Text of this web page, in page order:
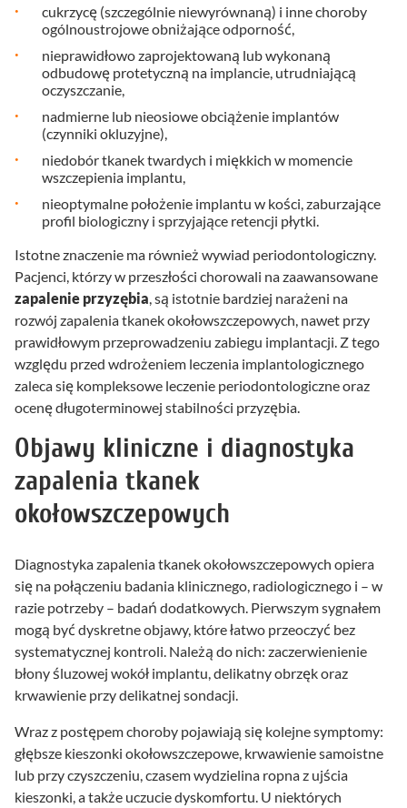
cukrzycę (szczególnie niewyrównaną) i inne choroby
ogólnoustrojowe obniżające odporność,
nieprawidłowo zaprojektowaną lub wykonaną
odbudowę protetyczną na implancie, utrudniającą
oczyszczanie,
nadmierne lub nieosiowe obciążenie implantów
(czynniki okluzyjne),
niedobór tkanek twardych i miękkich w momencie
wszczepienia implantu,
nieoptymalne położenie implantu w kości, zaburzające
profil biologiczny i sprzyjające retencji płytki.
Istotne znaczenie ma również wywiad periodontologiczny.
Pacjenci, którzy w przeszłości chorowali na zaawansowane
zapalenie przyzębia, są istotnie bardziej narażeni na
rozwój zapalenia tkanek okołowszczepowych, nawet przy
prawidłowym przeprowadzeniu zabiegu implantacji. Z tego
względu przed wdrożeniem leczenia implantologicznego
zaleca się kompleksowe leczenie periodontologiczne oraz
ocenę długoterminowej stabilności przyzębia.
Objawy kliniczne i diagnostyka
zapalenia tkanek
okołowszczepowych
Diagnostyka zapalenia tkanek okołowszczepowych opiera
się na połączeniu badania klinicznego, radiologicznego i – w
razie potrzeby – badań dodatkowych. Pierwszym sygnałem
mogą być dyskretne objawy, które łatwo przeoczyć bez
systematycznej kontroli. Należą do nich: zaczerwienienie
błony śluzowej wokół implantu, delikatny obrzęk oraz
krwawienie przy delikatnej sondacji.
Wraz z postępem choroby pojawiają się kolejne symptomy:
głębsze kieszonki okołowszczepowe, krwawienie samoistne
lub przy czyszczeniu, czasem wydzielina ropna z ujścia
kieszonki, a także uczucie dyskomfortu. U niektórych